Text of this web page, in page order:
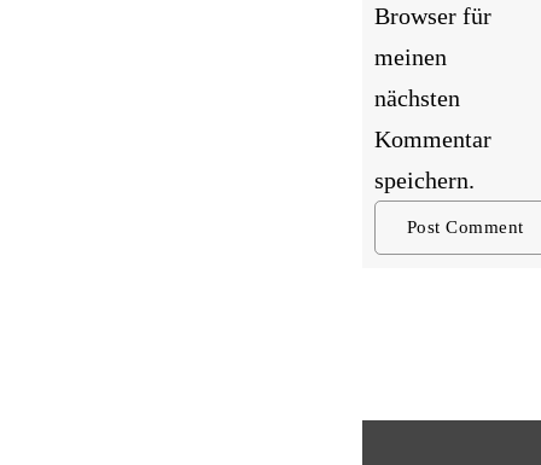
Browser für
meinen
nächsten
Kommentar
speichern.